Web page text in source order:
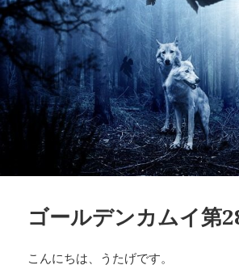
ゴールデンカムイ第
こんにちは、うたげです。